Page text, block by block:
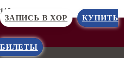
ЗАПИСЬ В ХОР КУПИТЬ
БИЛЕТЫ
Предыдущая запись